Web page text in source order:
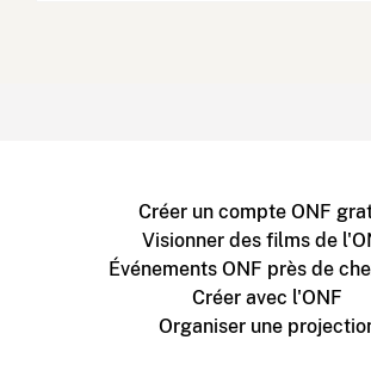
Créer un compte ONF
Visionner des films de
Événements ONF près de
Créer avec l'ONF
Organiser une